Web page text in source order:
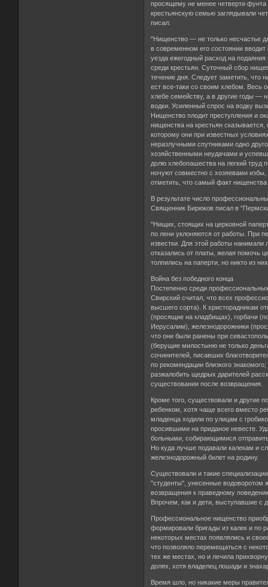
просящему не менее четверти фунта
крестьянскую семью заглядывали
писал:
"Нищенство — не только несчастье
в современном его состоянии
уезда ежегодный расход на
среди крестьян. Суточный сбор
течение дня. Следует заметить, что
ест все-таки со своим хлебом. Весь
хлебе семейству, а в другие годы —
водки. Усиленный спрос на водку
Нищенство плодит преступления и
нищенства на крестьян
которому они при известных
неразлучными спутниками одно
хозяйственными неудачами и
долю хлебопашества на легкий труд
ночуют совместно с хозяевами
отметить, что самый факт
В результате число
Священник Бирюков писал в
"Нищих, стоящих на церковной
по лени уклоняются от работы. При
известки. Для этой работы нанимали
отказались от платы, желая помочь
толпились на паперти, но никто из
Война без победного конца
Постепенно среди
Свирский считал, что всех
высшего сорта). К христорадникам
(просящие на кладбищах), горбачи
Иерусалим), железнодорожники
что они были ранены при
(берущие милостыню не только
сочинителей, писавших
по рекомендации близкого
разжалобить щедрых дарителей
существовании после возвращения.
Кроме того, существовали и другие
ребенком, хотя чаще всего вместо
младенца ходили по улицам с
просившими на приданое невесте.
больными, собирающимися
Но куда лучше подавали калекам и
железнодорожный билет на родину.
Существовали и такие
"студенты", унесенные
возвращения к праведному
Впрочем, как и дети, выступавшие
Профессиональное нищенство
формировали бригады из калек и по
некоторых местах появлялись и
что позволяло перемещаться с
тех же местах, но и лечила
долях, хотя владелец лошади и
Время шло, но никакие меры